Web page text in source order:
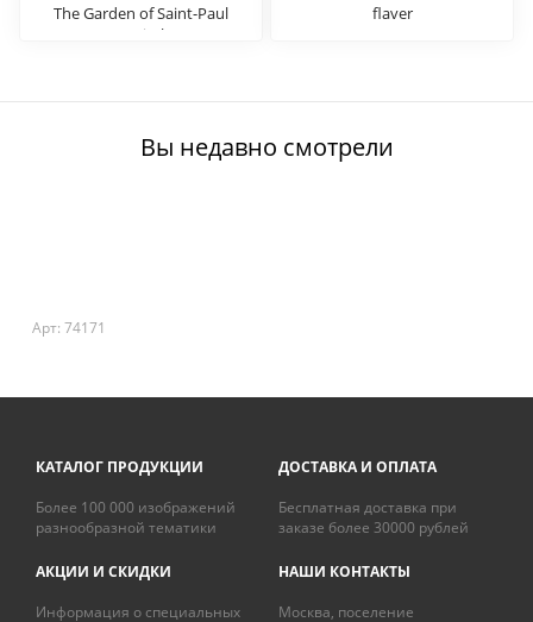
The Garden of Saint-Paul
Hospital 4
flaver
Вы недавно смотрели
Арт: 74171
КАТАЛОГ ПРОДУКЦИИ
Более 100 000 изображений
разнообразной тематики
ДОСТАВКА И ОПЛАТА
Бесплатная доставка при
заказе более 30000 рублей
АКЦИИ И СКИДКИ
Информация о специальных
НАШИ КОНТАКТЫ
Москва, поселение